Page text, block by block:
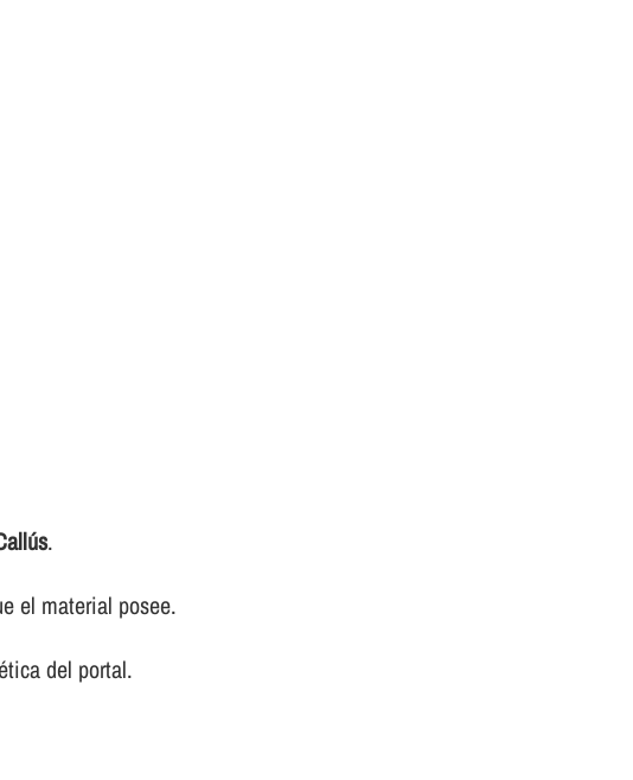
.
el material posee.
del portal.